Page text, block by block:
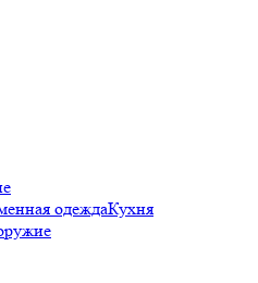
одеждаКухня